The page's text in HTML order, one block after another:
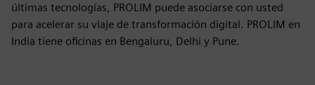
últimas tecnologías, PROLIM puede asociarse con usted
para acelerar su viaje de transformación digital. PROLIM en
India tiene oficinas en Bengaluru, Delhi y Pune.